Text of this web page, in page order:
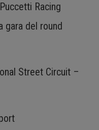
Racing
gara del round
Street Circuit –